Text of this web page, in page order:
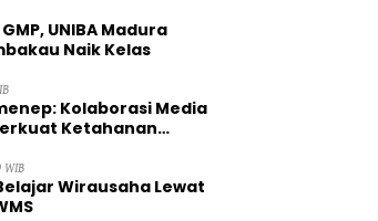
UNIBA Madura
Naik Kelas
Kolaborasi Media
Ketahanan
WIB
Wirausaha Lewat